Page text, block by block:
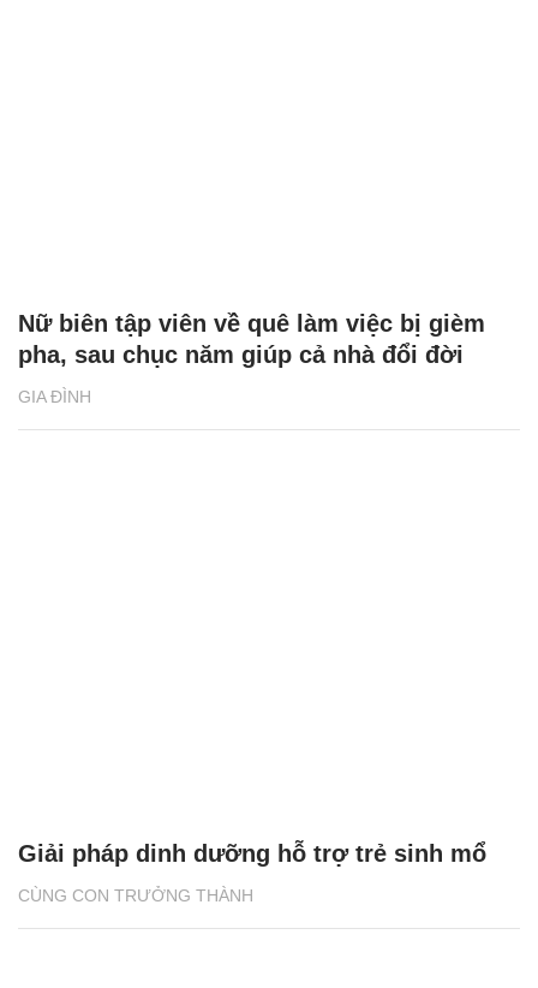
GIA ĐÌNH
Nữ biên tập viên về quê làm việc bị gièm
pha, sau chục năm giúp cả nhà đổi đời
CÙNG CON TRƯỞNG THÀNH
Giải pháp dinh dưỡng hỗ trợ trẻ sinh mổ